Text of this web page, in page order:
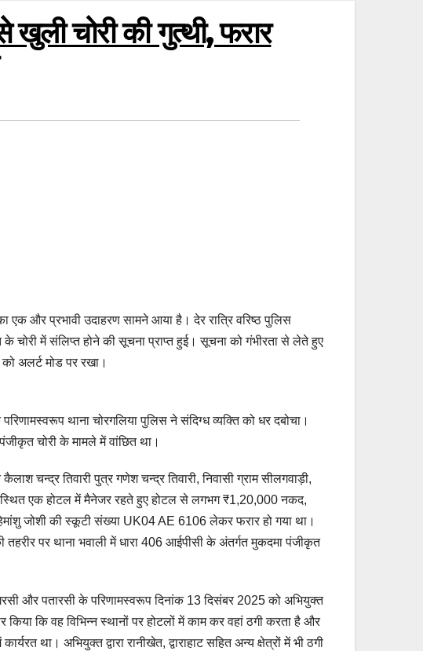
चोरी की गुत्थी, फरार
और प्रभावी उदाहरण सामने आया है। देर रात्रि वरिष्ठ पुलिस
चोरी में संलिप्त होने की सूचना प्राप्त हुई। सूचना को गंभीरता से लेते हुए
अलर्ट मोड पर रखा।
थाना चोरगलिया पुलिस ने संदिग्ध व्यक्ति को धर दबोचा।
चोरी के मामले में वांछित था।
चन्द्र तिवारी पुत्र गणेश चन्द्र तिवारी, निवासी ग्राम सीलगवाड़ी,
स्थित एक होटल में मैनेजर रहते हुए होटल से लगभग ₹1,20,000 नकद,
जोशी की स्कूटी संख्या UK04 AE 6106 लेकर फरार हो गया था।
तहरीर पर थाना भवाली में धारा 406 आईपीसी के अंतर्गत मुकदमा पंजीकृत
और पतारसी के परिणामस्वरूप दिनांक 13 दिसंबर 2025 को अभियुक्त
कि वह विभिन्न स्थानों पर होटलों में काम कर वहां ठगी करता है और
था। अभियुक्त द्वारा रानीखेत, द्वाराहाट सहित अन्य क्षेत्रों में भी ठगी